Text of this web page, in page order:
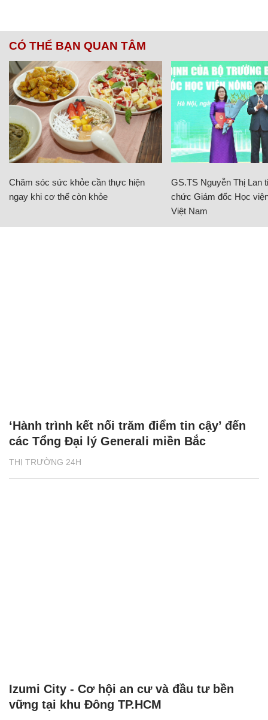
CÓ THỂ BẠN QUAN TÂM
Chăm sóc sức khỏe cần thực hiện
ngay khi cơ thể còn khỏe
GS.TS Nguyễn Thị Lan
chức Giám đốc Học
Việt Nam
THỊ TRƯỜNG 24H
‘Hành trình kết nối trăm điểm tin cậy’ đến
các Tổng Đại lý Generali miền Bắc
Izumi City - Cơ hội an cư và đầu tư bền
vững tại khu Đông TP.HCM